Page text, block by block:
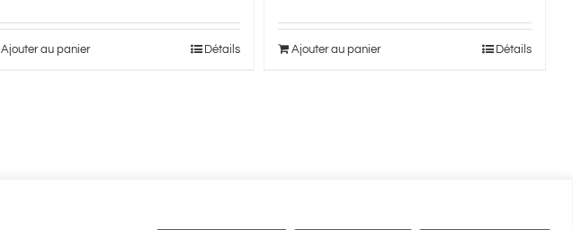
Ajouter au panier Détails Ajouter au panier Détails